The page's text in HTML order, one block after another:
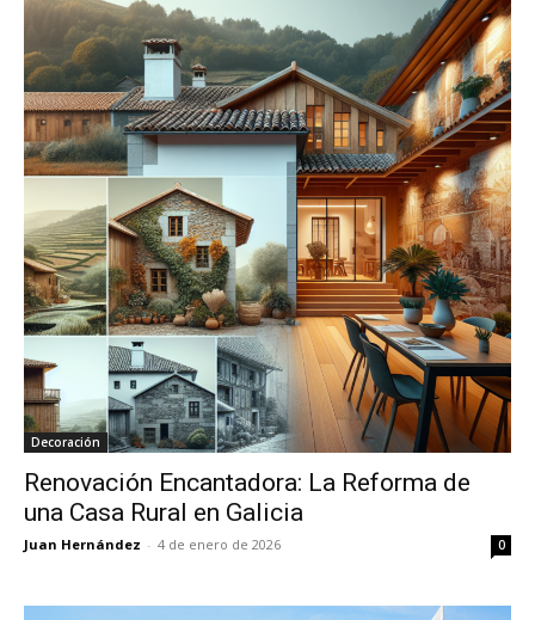
Decoración
Renovación Encantadora: La Reforma de
una Casa Rural en Galicia
Juan Hernández - 4 de enero de 2026 0